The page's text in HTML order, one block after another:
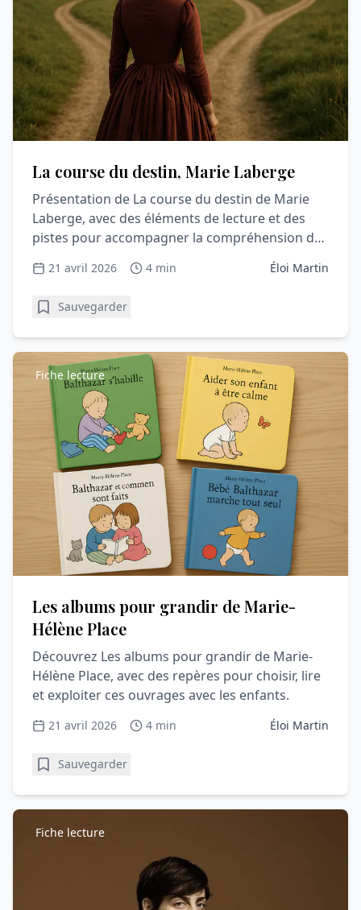
La course du destin, Marie Laberge
Présentation de La course du destin de Marie
Laberge, avec des éléments de lecture et des
pistes pour accompagner la compréhension du
21 avril 2026 4 min Éloi Martin
Sauvegarder
Fiche lecture
Les albums pour grandir de Marie-
Hélène Place
Découvrez Les albums pour grandir de Marie-
Hélène Place, avec des repères pour choisir, lire
et exploiter ces ouvrages avec les enfants.
21 avril 2026 4 min Éloi Martin
Sauvegarder
Fiche lecture